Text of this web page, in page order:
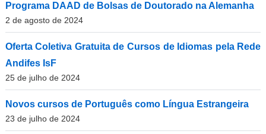
Programa DAAD de Bolsas de Doutorado na Alemanha
2 de agosto de 2024
Oferta Coletiva Gratuita de Cursos de Idiomas pela Rede
Andifes IsF
25 de julho de 2024
Novos cursos de Português como Língua Estrangeira
23 de julho de 2024